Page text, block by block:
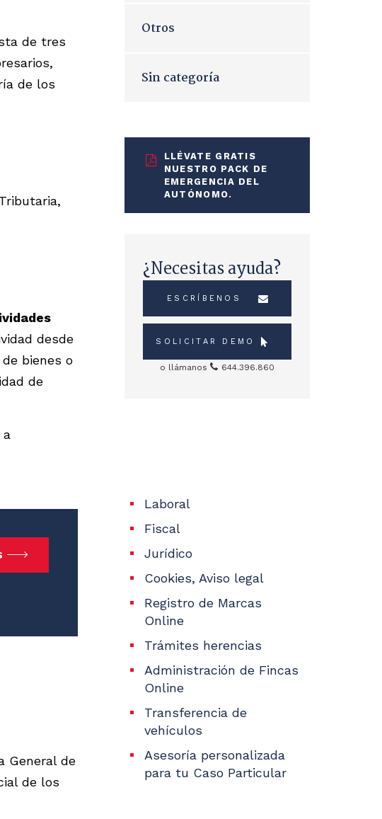
de tres
de los
desde
bienes o
de
a
General de
de los
Otros
Sin categoría
LLÉVATE GRATIS
NUESTRO PACK DE
EMERGENCIA DEL
AUTÓNOMO.
¿Necesitas ayuda?
ESCRÍBENOS
SOLICITAR DEMO
o llámanos 644.396.860
Laboral
Fiscal
Jurídico
Cookies, Aviso legal
Registro de Marcas
Online
Trámites herencias
Administración de Fincas
Online
Transferencia de
vehículos
Asesoría personalizada
para tu Caso Particular